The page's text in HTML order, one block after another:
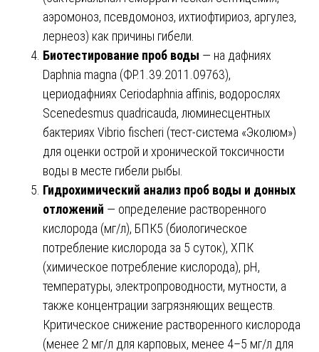
аэромоноз, псевдомоноз, ихтиофтириоз, аргулез,
лернеоз) как причины гибели.
Биотестирование проб воды — на дафниях
Daphnia magna (ФР.1.39.2011.09763),
цериодафниях Ceriodaphnia affinis, водорослях
Scenedesmus quadricauda, люминесцентных
бактериях Vibrio fischeri (тест-система «Эколюм»)
для оценки острой и хронической токсичности
воды в месте гибели рыбы.
Гидрохимический анализ проб воды и донных
отложений — определение растворенного
кислорода (мг/л), БПК5 (биологическое
потребление кислорода за 5 суток), ХПК
(химическое потребление кислорода), pH,
температуры, электропроводности, мутности, а
также концентрации загрязняющих веществ.
Критическое снижение растворенного кислорода
(менее 2 мг/л для карповых, менее 4–5 мг/л для